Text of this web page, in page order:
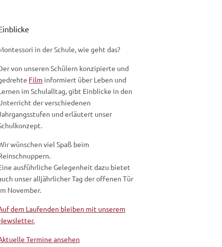
in der Schule, wie geht das?
von unseren Schülern konzipierte und
Film informiert über Leben und
im Schulalltag, gibt Einblicke in den
der verschiedenen
und erläutert unser
wünschen viel Spaß beim
ausführliche Gelegenheit dazu bietet
unser alljährlicher Tag der offenen Tür
November.
dem Laufenden bleiben mit unserem
Termine ansehen